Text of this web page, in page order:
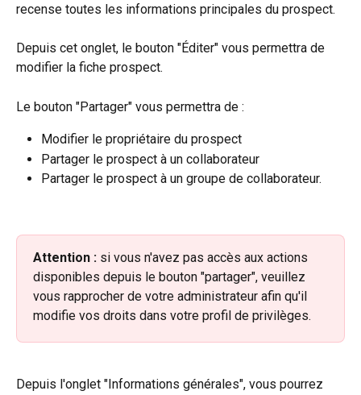
recense toutes les informations principales du prospect.
Depuis cet onglet, le bouton "Éditer" vous permettra de
modifier la fiche prospect.
Le bouton "Partager" vous permettra de :
Modifier le propriétaire du prospect
Partager le prospect à un collaborateur
Partager le prospect à un groupe de collaborateur.
Attention : si vous n'avez pas accès aux actions
disponibles depuis le bouton "partager", veuillez
vous rapprocher de votre administrateur afin qu'il
modifie vos droits dans votre profil de privilèges.
Depuis l'onglet "Informations générales", vous pourrez